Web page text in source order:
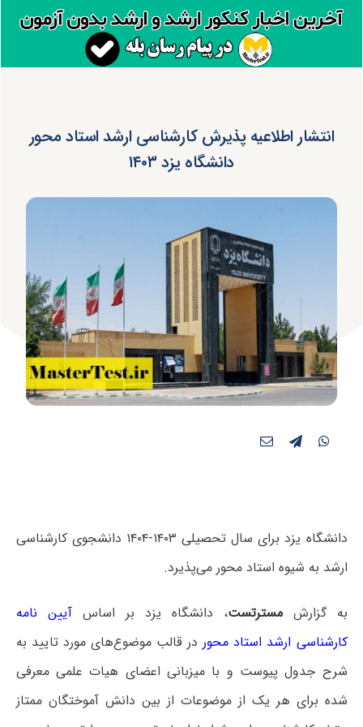
انتشار اطلاعیه پذیرش کارشناسی ارشد استاد محور
دانشگاه یزد ۱۴۰۳
دانشگاه یزد برای سال تحصیلی ۱۴۰۳-۱۴۰۴ دانشجوی کارشناسی
ارشد به شیوه استاد محور می‌پذیرد.
به گزارشمسترتست، دانشگاه یزد بر اساسآیین نامه
کارشناسی ارشد استاد محور در قالب موضوع‌های مورد تایید به
شرح جدول پیوست و با میزبانی اعضای هیات علمی معرفی
شده برای هر یک از موضوعات از بین دانش آموختگان ممتاز